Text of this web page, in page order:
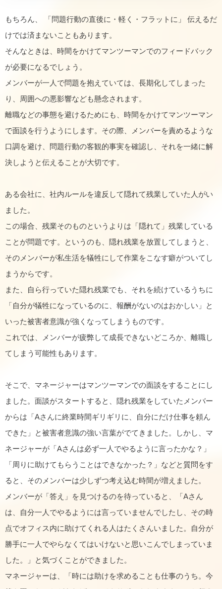
もちろん、 「問題行動の直後に・軽く・フラットに」 伝えるだ
けでは済まないこともあります。
そんなときは、時間をかけてマンツーマンでのフィードバック
が必要になるでしょう。
メンバーが一人で問題を抱えていては、長期化してしまった
り、周囲への悪影響なども懸念されます。
離職などの事態を避けるためにも、時間をかけてマンツーマン
で面談を行うようにします。その際、メンバーを責めるような
口調を避け、問題行動の客観的事実を確認し、それを一緒に解
決しようと伝えることが大切です。
ある会社に、社内ルールを違反して隠れて残業していた人がい
ました。
この場合、残業そのものというよりは「隠れて」残業している
ことが問題です。というのも、隠れ残業を放置してしまうと、
そのメンバーが私生活を犠牲にして作業をこなす癖がついてし
まうからです。
また、自ら行っていた隠れ残業でも、それを続けているうちに
「自分が犠牲になっているのに、報酬がないのはおかしい」と
いった被害者意識が強くなってしまうものです。
これでは、メンバーが疲弊して成長できないどころか、離職し
てしまう可能性もあります。
そこで、マネージャーはマンツーマンでの面談をすることにし
ました。面談がスタートすると、隠れ残業をしていたメンバー
からは「Aさんに終業時間ギリギリに、自分にだけ仕事を頼ん
できた」と被害者意識の強い言葉がでてきました。しかし、マ
ネージャーが「Aさんは必ず一人でやるように言ったかな？」
「周りに助けてもらうことはできなかった？」などと質問をす
ると、そのメンバーは少しずつ考え込む時間が増えました。
メンバーが「答え」を見つけるのを待っていると、「Aさん
は、自分一人でやるようには言っていませんでしたし、その時
点でオフィス内に助けてくれる人はたくさんいました。自分が
勝手に一人でやらなくてはいけないと思いこんでしまっていま
した。」と気づくことができました。
マネージャーは、「時には助けを求めることも仕事のうち。今